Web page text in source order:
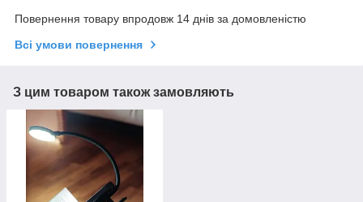
Повернення товару впродовж 14 днів за домовленістю
Всі умови повернення
З цим товаром також замовляють